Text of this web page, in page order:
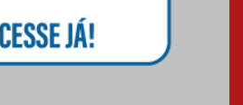
internacionais
03.08.2026